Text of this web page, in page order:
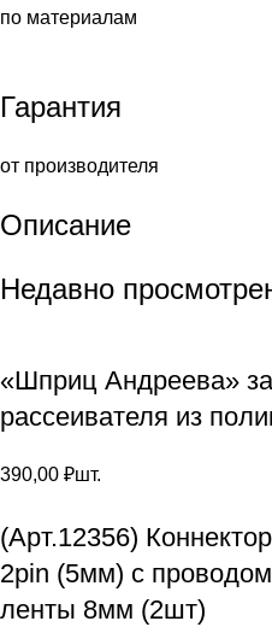
по материалам
Гарантия
от производителя
Описание
Недавно
«Шприц Андреева»
рассеивателя из
390,00 ₽шт.
(Арт.12356)
2pin (5мм) с
ленты 8мм (2шт)